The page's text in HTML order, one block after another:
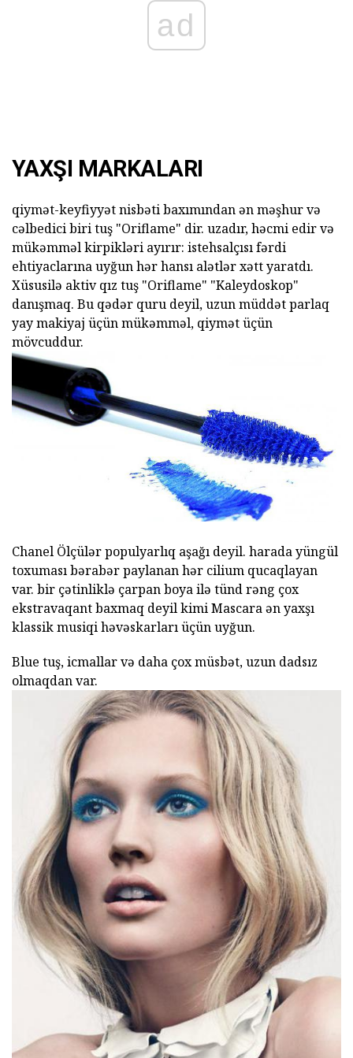
ad
YAXŞI MARKALARI
qiymət-keyfiyyət nisbəti baxımından ən məşhur və
cəlbedici biri tuş "Oriflame" dir. uzadır, həcmi edir və
mükəmməl kirpikləri ayırır: istehsalçısı fərdi
ehtiyaclarına uyğun hər hansı alətlər xətt yaratdı.
Xüsusilə aktiv qız tuş "Oriflame" "Kaleydoskop"
danışmaq. Bu qədər quru deyil, uzun müddət parlaq
yay makiyaj üçün mükəmməl, qiymət üçün
mövcuddur.
Chanel Ölçülər populyarlıq aşağı deyil. harada yüngül
toxuması bərabər paylanan hər cilium qucaqlayan
var. bir çətinliklə çarpan boya ilə tünd rəng çox
ekstravaqant baxmaq deyil kimi Mascara ən yaxşı
klassik musiqi həvəskarları üçün uyğun.
Blue tuş, icmallar və daha çox müsbət, uzun dadsız
olmaqdan var.